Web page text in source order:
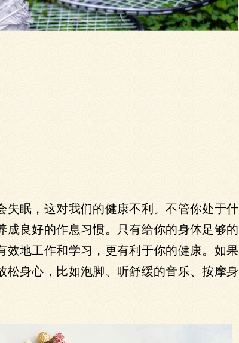
失眠，这对我们的健康不利。不管你处于什
成良好的作息习惯。只有给你的身体足够的
效地工作和学习，更有利于你的健康。如果
松身心，比如泡脚、听舒缓的音乐、按摩身